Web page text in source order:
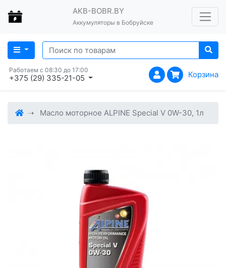
AKB-BOBR.BY
Аккумуляторы в Бобруйске
Работаем с 08:30 до 17:00
+375 (29) 335-21-05 Корзина
Масло моторное ALPINE Special V 0W-30, 1л